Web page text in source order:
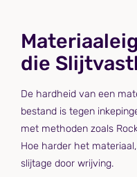
die
De hardheid van een
bestand is tegen
met methoden zoals
Hoe harder het
slijtage door wrijving.